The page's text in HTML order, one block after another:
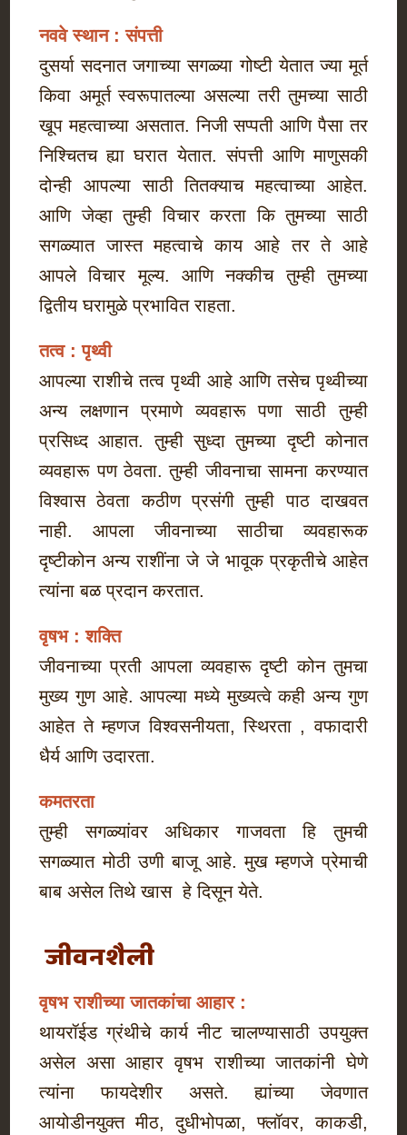
नववे स्थान : संपत्ती
दुसर्या सदनात जगाच्या सगळ्या गोष्टी येतात ज्या मूर्त
किवा अमूर्त स्वरूपातल्या असल्या तरी तुमच्या साठी
खूप महत्वाच्या असतात. निजी सप्पती आणि पैसा तर
निश्चितच ह्या घरात येतात. संपत्ती आणि माणुसकी
दोन्ही आपल्या साठी तितक्याच महत्वाच्या आहेत.
आणि जेव्हा तुम्ही विचार करता कि तुमच्या साठी
सगळ्यात जास्त महत्वाचे काय आहे तर ते आहे
आपले विचार मूल्य. आणि नक्कीच तुम्ही तुमच्या
द्वितीय घरामुळे प्रभावित राहता.
तत्व : पृथ्वी
आपल्या राशीचे तत्व पृथ्वी आहे आणि तसेच पृथ्वीच्या
अन्य लक्षणान प्रमाणे व्यवहारू पणा साठी तुम्ही
प्रसिध्द आहात. तुम्ही सुध्दा तुमच्या दृष्टी कोनात
व्यवहारू पण ठेवता. तुम्ही जीवनाचा सामना करण्यात
विश्वास ठेवता कठीण प्रसंगी तुम्ही पाठ दाखवत
नाही. आपला जीवनाच्या साठीचा व्यवहारूक
दृष्टीकोन अन्य राशींना जे जे भावूक प्रकृतीचे आहेत
त्यांना बळ प्रदान करतात.
वृषभ : शक्ति
जीवनाच्या प्रती आपला व्यवहारू दृष्टी कोन तुमचा
मुख्य गुण आहे. आपल्या मध्ये मुख्यत्वे कही अन्य गुण
आहेत ते म्हणज विश्वसनीयता, स्थिरता , वफादारी
धैर्य आणि उदारता.
कमतरता
तुम्ही सगळ्यांवर अधिकार गाजवता हि तुमची
सगळ्यात मोठी उणी बाजू आहे. मुख म्हणजे प्रेमाची
बाब असेल तिथे खास हे दिसून येते.
जीवनशैली
वृषभ राशीच्या जातकांचा आहार :
थायरॉईड ग्रंथीचे कार्य नीट चालण्यासाठी उपयुक्त
असेल असा आहार वृषभ राशीच्या जातकांनी घेणे
त्यांना फायदेशीर असते. ह्यांच्या जेवणात
आयोडीनयुक्त मीठ, दुधीभोपळा, फ्लॉवर, काकडी,